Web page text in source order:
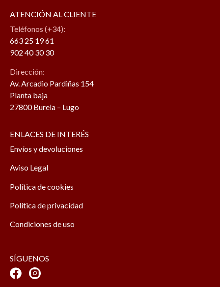
ATENCIÓN AL CLIENTE
Teléfonos (+34):
663 25 19 61
902 40 30 30
Dirección:
Av. Arcadio Pardiñas 154
Planta baja
27800 Burela – Lugo
ENLACES DE INTERÉS
Envíos y devoluciones
Aviso Legal
Política de cookies
Política de privacidad
Condiciones de uso
SÍGUENOS